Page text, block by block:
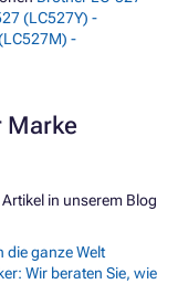
(LC527Y) -
-
Marke
in unserem Blog
die ganze Welt
Wir beraten Sie, wie